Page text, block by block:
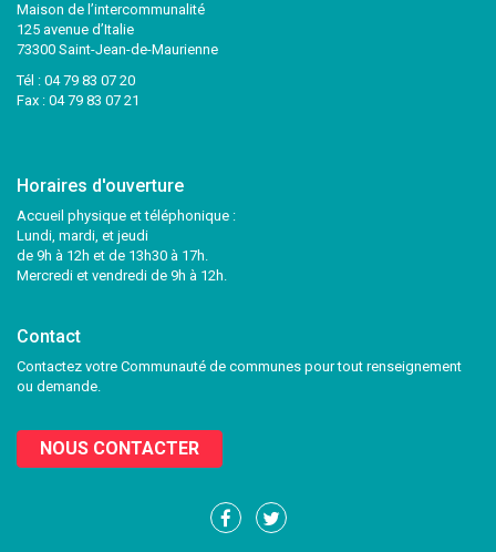
Maison de l’intercommunalité
125 avenue d’Italie
73300 Saint-Jean-de-Maurienne
Tél : 04 79 83 07 20
Fax : 04 79 83 07 21
Horaires d'ouverture
Accueil physique et téléphonique :
Lundi, mardi, et jeudi
de 9h à 12h et de 13h30 à 17h.
Mercredi et vendredi de 9h à 12h.
Contact
Contactez votre Communauté de communes pour tout renseignement
ou demande.
NOUS CONTACTER
Lien
Lien